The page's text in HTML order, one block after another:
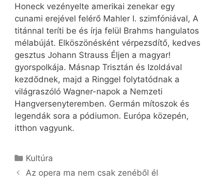
Honeck vezényelte amerikai zenekar egy
cunami erejével felérő Mahler I. szimfóniával, A
titánnal teríti be és írja felül Brahms hangulatos
mélabúját. Elköszönésként vérpezsdítő, kedves
gesztus Johann Strauss Éljen a magyar!
gyorspolkája. Másnap Trisztán és Izoldával
kezdődnek, majd a Ringgel folytatódnak a
világraszóló Wagner-napok a Nemzeti
Hangversenyteremben. Germán mítoszok és
legendák sora a pódiumon. Európa közepén,
itthon vagyunk.
Kategória
Kultúra
Az opera ma nem csak zenéből él